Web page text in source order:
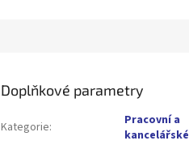
Doplňkové parametry
Kategorie:
Pracovní a
kancelářské